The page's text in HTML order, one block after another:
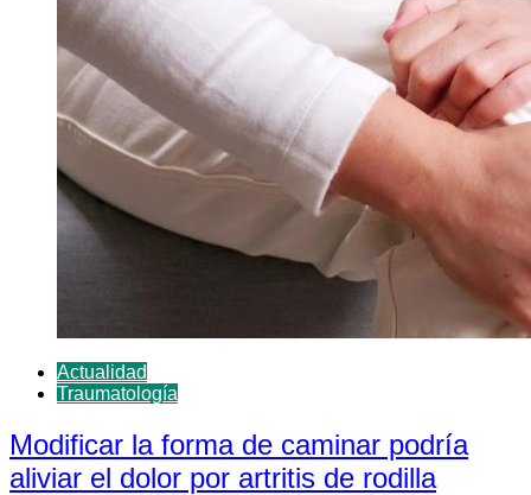
Actualidad
Traumatología
Modificar la forma de caminar podría
aliviar el dolor por artritis de rodilla